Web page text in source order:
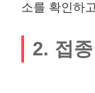
소를 확인하
2. 접